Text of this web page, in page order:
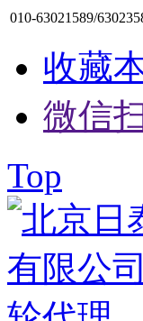
010-63021589/
收藏
微信
Top